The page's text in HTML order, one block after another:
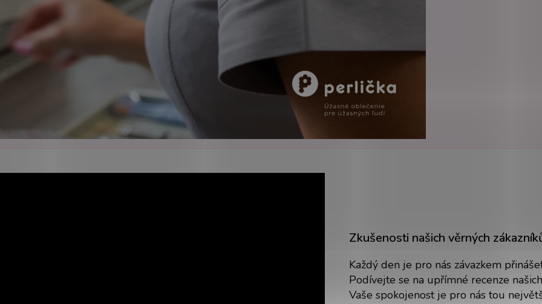
Zkušenosti našich věrných
Každý den je pro nás závazkem
Podívejte se na upřímné recenze
Vaše spokojenost je pro nás tou